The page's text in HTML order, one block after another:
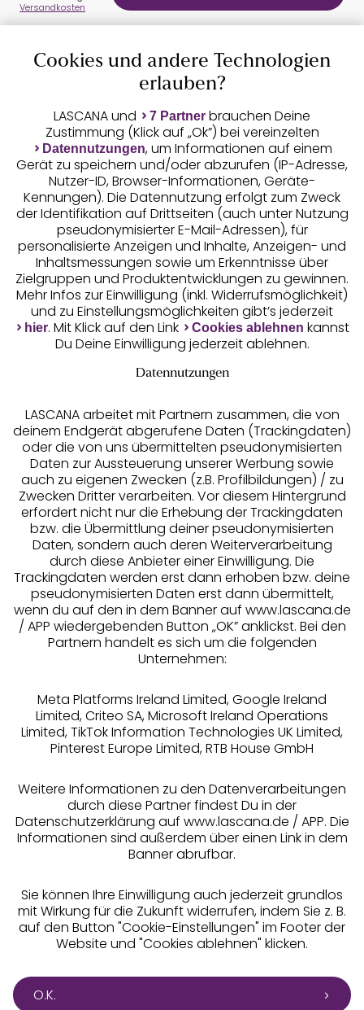
Auszeichnungen
Geprüfte Sicherheit
Unsere Apps
Services
Beratung
Über uns
Rechtliches
Alle Preise inkl. MwSt., zzgl.
Versandkosten
Versandkosten
Cookies und andere Technologien
erlauben?
LASCANA und 7 Partner brauchen Deine
Zustimmung (Klick auf „Ok”) bei vereinzelten
Datennutzungen, um Informationen auf einem
Gerät zu speichern und/oder abzurufen (IP-Adresse,
Nutzer-ID, Browser-Informationen, Geräte-
Kennungen). Die Datennutzung erfolgt zum Zweck
der Identifikation auf Drittseiten (auch unter Nutzung
pseudonymisierter E-Mail-Adressen), für
personalisierte Anzeigen und Inhalte, Anzeigen- und
Inhaltsmessungen sowie um Erkenntnisse über
Zielgruppen und Produktentwicklungen zu gewinnen.
Mehr Infos zur Einwilligung (inkl. Widerrufsmöglichkeit)
und zu Einstellungsmöglichkeiten gibt’s jederzeit
hier. Mit Klick auf den Link Cookies ablehnen kannst
Du Deine Einwilligung jederzeit ablehnen.
Datennutzungen
LASCANA arbeitet mit Partnern zusammen, die von
deinem Endgerät abgerufene Daten (Trackingdaten)
oder die von uns übermittelten pseudonymisierten
Daten zur Aussteuerung unserer Werbung sowie
auch zu eigenen Zwecken (z.B. Profilbildungen) / zu
Zwecken Dritter verarbeiten. Vor diesem Hintergrund
erfordert nicht nur die Erhebung der Trackingdaten
bzw. die Übermittlung deiner pseudonymisierten
Daten, sondern auch deren Weiterverarbeitung
durch diese Anbieter einer Einwilligung. Die
Trackingdaten werden erst dann erhoben bzw. deine
pseudonymisierten Daten erst dann übermittelt,
wenn du auf den in dem Banner auf www.lascana.de
/ APP wiedergebenden Button „OK” anklickst. Bei den
Partnern handelt es sich um die folgenden
Unternehmen:
Meta Platforms Ireland Limited, Google Ireland
Limited, Criteo SA, Microsoft Ireland Operations
Limited, TikTok Information Technologies UK Limited,
Pinterest Europe Limited, RTB House GmbH
Weitere Informationen zu den Datenverarbeitungen
durch diese Partner findest Du in der
Datenschutzerklärung auf www.lascana.de / APP. Die
Informationen sind außerdem über einen Link in dem
Banner abrufbar.
Sie können Ihre Einwilligung auch jederzeit grundlos
mit Wirkung für die Zukunft widerrufen, indem Sie z. B.
auf den Button "Cookie-Einstellungen" im Footer der
Website und "Cookies ablehnen" klicken.
O.K.